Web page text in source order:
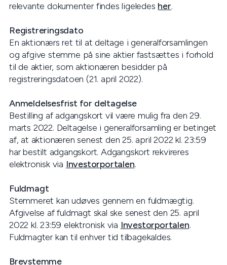
relevante dokumenter findes ligeledes her.
Registreringsdato
En aktionærs ret til at deltage i generalforsamlingen
og afgive stemme på sine aktier fastsættes i forhold
til de aktier, som aktionæren besidder på
registreringsdatoen (21. april 2022).
Anmeldelsesfrist for deltagelse
Bestilling af adgangskort vil være mulig fra den 29.
marts 2022. Deltagelse i generalforsamling er betinget
af, at aktionæren senest den 25. april 2022 kl. 23:59
har bestilt adgangskort. Adgangskort rekvireres
elektronisk via Investorportalen.
Fuldmagt
Stemmeret kan udøves gennem en fuldmægtig.
Afgivelse af fuldmagt skal ske senest den 25. april
2022 kl. 23:59 elektronisk via Investorportalen.
Fuldmagter kan til enhver tid tilbagekaldes.
Brevstemme